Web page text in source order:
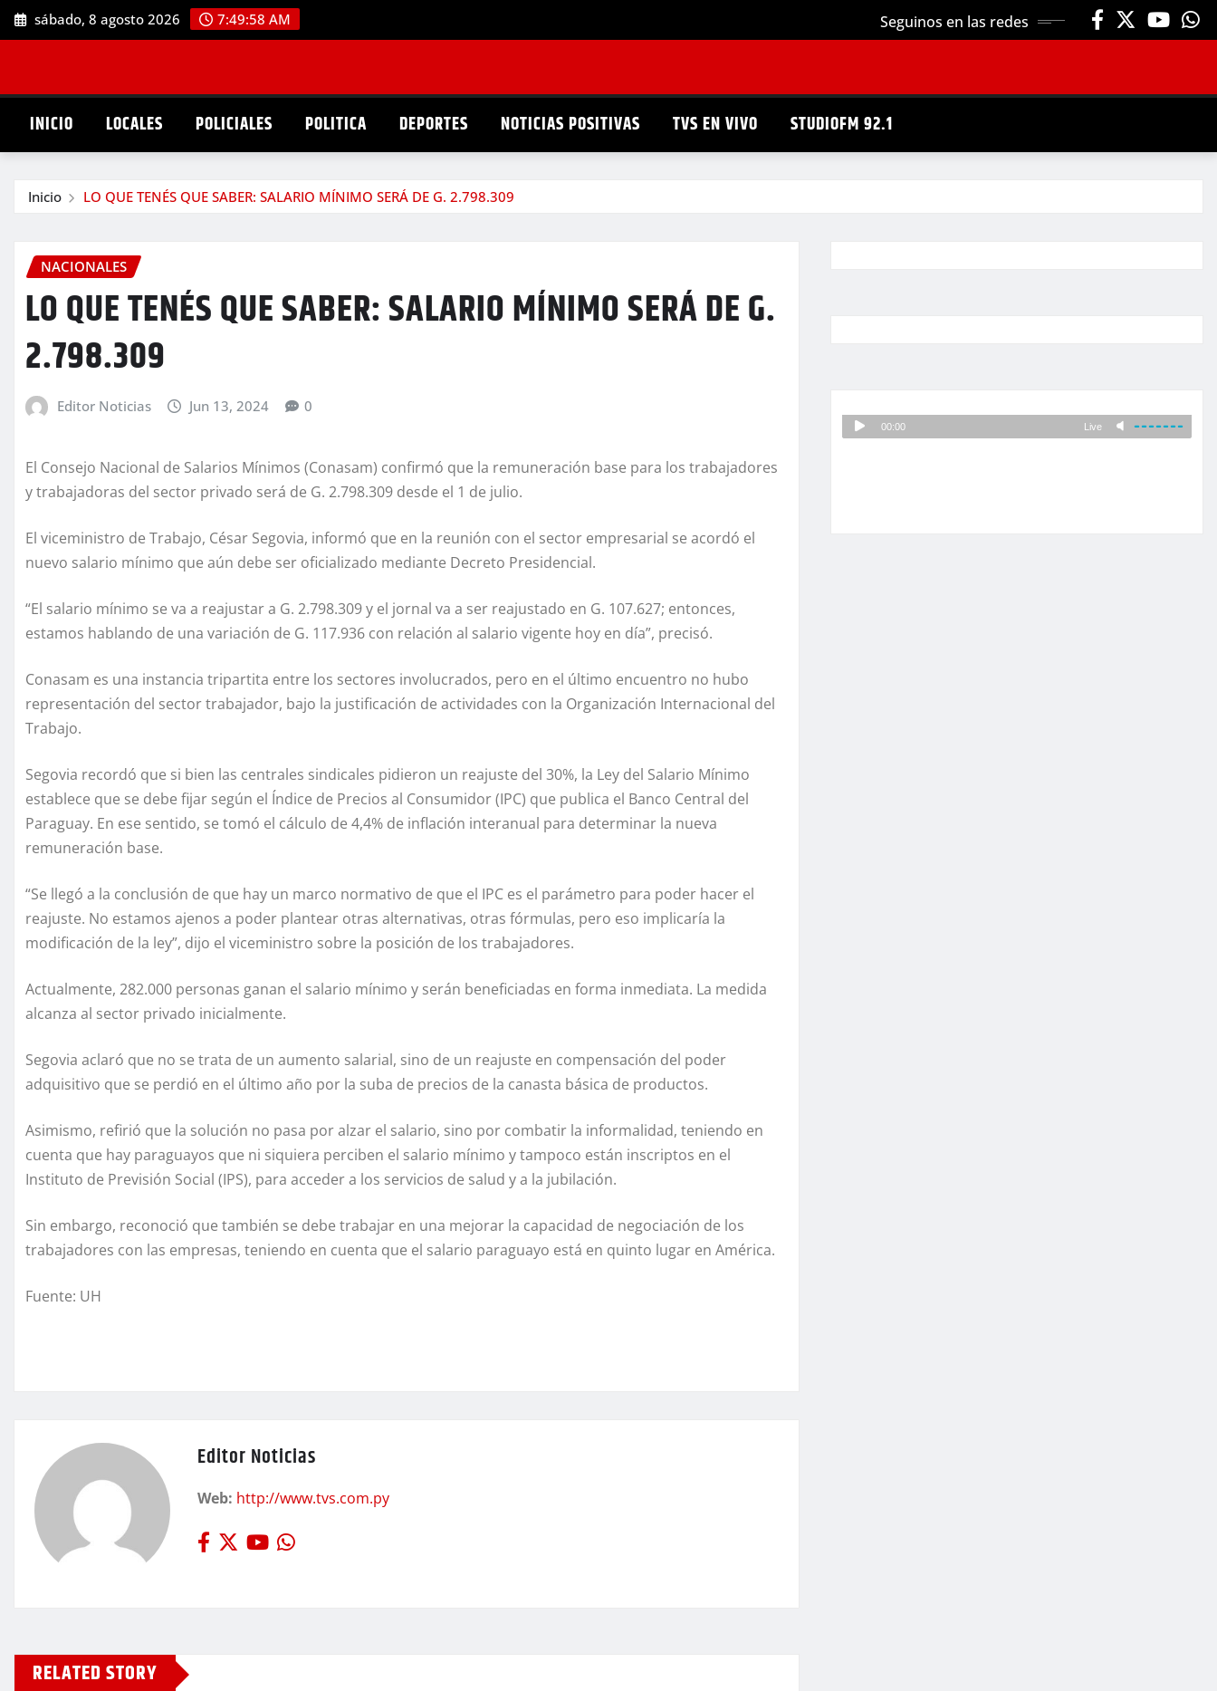
Saltar
al
sábado, 8 agosto 2026 7:49:59 AM Seguinos en las redes
INICIO LOCALES POLICIALES POLITICA DEPORTES NOTICIAS POSITIVAS TVS EN VIVO STUDIOFM 92.1
Inicio LO QUE TENÉS QUE SABER: SALARIO MÍNIMO SERÁ DE G. 2.798.309
NACIONALES
LO QUE TENÉS QUE SABER: SALARIO MÍNIMO SERÁ DE G.
2.798.309
Editor Noticias Jun 13, 2024 0
El Consejo Nacional de Salarios Mínimos (Conasam) confirmó que la remuneración base para los trabajadores
y trabajadoras del sector privado será de G. 2.798.309 desde el 1 de julio.
El viceministro de Trabajo, César Segovia, informó que en la reunión con el sector empresarial se acordó el
nuevo salario mínimo que aún debe ser oficializado mediante Decreto Presidencial.
“El salario mínimo se va a reajustar a G. 2.798.309 y el jornal va a ser reajustado en G. 107.627; entonces,
estamos hablando de una variación de G. 117.936 con relación al salario vigente hoy en día”, precisó.
Conasam es una instancia tripartita entre los sectores involucrados, pero en el último encuentro no hubo
representación del sector trabajador, bajo la justificación de actividades con la Organización Internacional del
Trabajo.
Segovia recordó que si bien las centrales sindicales pidieron un reajuste del 30%, la Ley del Salario Mínimo
establece que se debe fijar según el Índice de Precios al Consumidor (IPC) que publica el Banco Central del
Paraguay. En ese sentido, se tomó el cálculo de 4,4% de inflación interanual para determinar la nueva
remuneración base.
“Se llegó a la conclusión de que hay un marco normativo de que el IPC es el parámetro para poder hacer el
reajuste. No estamos ajenos a poder plantear otras alternativas, otras fórmulas, pero eso implicaría la
modificación de la ley”, dijo el viceministro sobre la posición de los trabajadores.
Actualmente, 282.000 personas ganan el salario mínimo y serán beneficiadas en forma inmediata. La medida
alcanza al sector privado inicialmente.
Segovia aclaró que no se trata de un aumento salarial, sino de un reajuste en compensación del poder
adquisitivo que se perdió en el último año por la suba de precios de la canasta básica de productos.
Asimismo, refirió que la solución no pasa por alzar el salario, sino por combatir la informalidad, teniendo en
cuenta que hay paraguayos que ni siquiera perciben el salario mínimo y tampoco están inscriptos en el
Instituto de Previsión Social (IPS), para acceder a los servicios de salud y a la jubilación.
Sin embargo, reconoció que también se debe trabajar en una mejorar la capacidad de negociación de los
trabajadores con las empresas, teniendo en cuenta que el salario paraguayo está en quinto lugar en América.
Fuente: UH
Editor Noticias
Web: http://www.tvs.com.py
RELATED STORY